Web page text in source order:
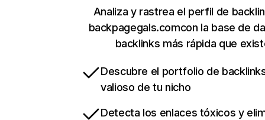
Analiza y rastrea el perfil de
backpagegals.comcon la base de
backlinks más rápida que
Descubre el portfolio de
valioso de tu nicho
Detecta los enlaces tóxicos y